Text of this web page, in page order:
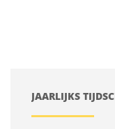
JAARLIJKS